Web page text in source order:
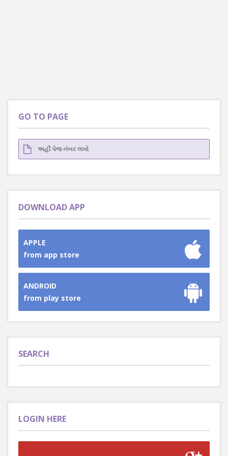
GO TO PAGE
DOWNLOAD APP
APPLE
from app store
ANDROID
from play store
SEARCH
LOGIN HERE